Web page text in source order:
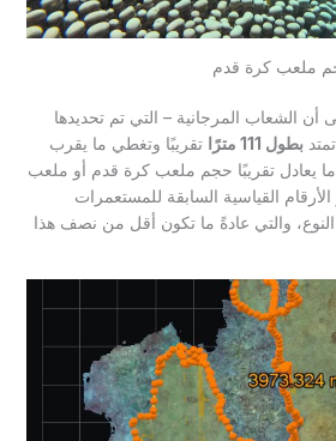
كرة قدم
الشعاب المرجانية – التي تم تحديدها
بطول 111 مترًا
تقريبًا وتغطي ما يقرب
تقريبًا حجم ملعب كرة قدم أو ملعب
القياسية السابقة للمستعمرات
والتي عادةً ما تكون أقل من نصف هذا